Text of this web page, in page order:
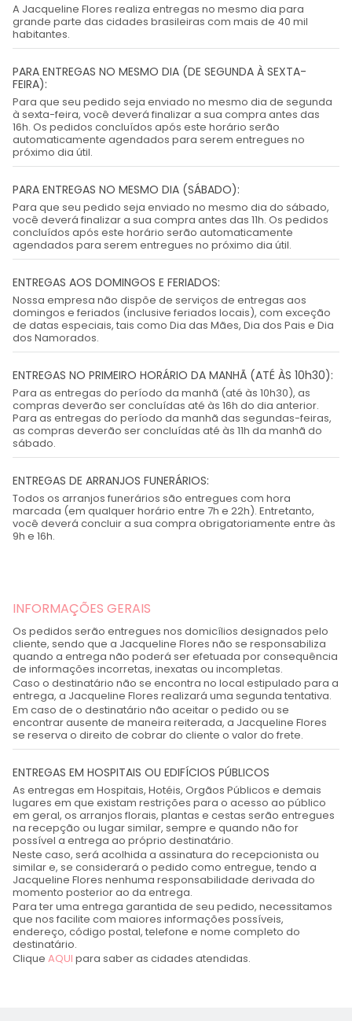
A Jacqueline Flores realiza entregas no mesmo dia para
grande parte das cidades brasileiras com mais de 40 mil
habitantes.
PARA ENTREGAS NO MESMO DIA (DE SEGUNDA À SEXTA-
FEIRA):
Para que seu pedido seja enviado no mesmo dia de segunda
à sexta-feira, você deverá finalizar a sua compra antes das
16h. Os pedidos concluídos após este horário serão
automaticamente agendados para serem entregues no
próximo dia útil.
PARA ENTREGAS NO MESMO DIA (SÁBADO):
Para que seu pedido seja enviado no mesmo dia do sábado,
você deverá finalizar a sua compra antes das 11h. Os pedidos
concluídos após este horário serão automaticamente
agendados para serem entregues no próximo dia útil.
ENTREGAS AOS DOMINGOS E FERIADOS:
Nossa empresa não dispõe de serviços de entregas aos
domingos e feriados (inclusive feriados locais), com exceção
de datas especiais, tais como Dia das Mães, Dia dos Pais e Dia
dos Namorados.
ENTREGAS NO PRIMEIRO HORÁRIO DA MANHÃ (ATÉ ÀS 10h30):
Para as entregas do período da manhã (até às 10h30), as
compras deverão ser concluídas até às 16h do dia anterior.
Para as entregas do período da manhã das segundas-feiras,
as compras deverão ser concluídas até às 11h da manhã do
sábado.
ENTREGAS DE ARRANJOS FUNERÁRIOS:
Todos os arranjos funerários são entregues com hora
marcada (em qualquer horário entre 7h e 22h). Entretanto,
você deverá concluir a sua compra obrigatoriamente entre às
9h e 16h.
INFORMAÇÕES GERAIS
Os pedidos serão entregues nos domicílios designados pelo
cliente, sendo que a Jacqueline Flores não se responsabiliza
quando a entrega não poderá ser efetuada por consequência
de informações incorretas, inexatas ou incompletas.
Caso o destinatário não se encontra no local estipulado para a
entrega, a Jacqueline Flores realizará uma segunda tentativa.
Em caso de o destinatário não aceitar o pedido ou se
encontrar ausente de maneira reiterada, a Jacqueline Flores
se reserva o direito de cobrar do cliente o valor do frete.
ENTREGAS EM HOSPITAIS OU EDIFÍCIOS PÚBLICOS
As entregas em Hospitais, Hotéis, Orgãos Públicos e demais
lugares em que existam restrições para o acesso ao público
em geral, os arranjos florais, plantas e cestas serão entregues
na recepção ou lugar similar, sempre e quando não for
possível a entrega ao próprio destinatário.
Neste caso, será acolhida a assinatura do recepcionista ou
similar e, se considerará o pedido como entregue, tendo a
Jacqueline Flores nenhuma responsabilidade derivada do
momento posterior ao da entrega.
Para ter uma entrega garantida de seu pedido, necessitamos
que nos facilite com maiores informações possíveis,
endereço, código postal, telefone e nome completo do
destinatário.
Clique AQUI para saber as cidades atendidas.